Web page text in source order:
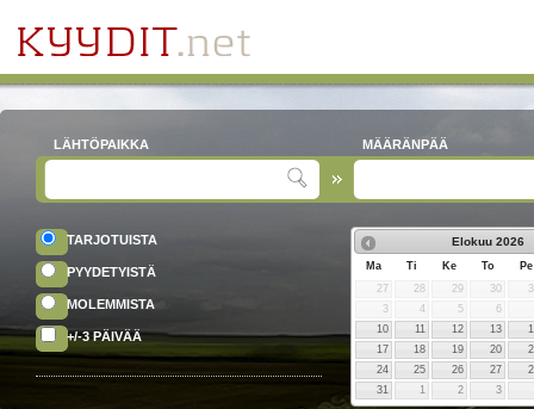
LÄHTÖPAIKKA MÄÄRÄNPÄÄ
TARJOTUISTA
PYYDETYISTÄ
MOLEMMISTA
+/-3 PÄIVÄÄ
Elokuu 2026
Ma Ti Ke To
Pe
27
28 29 30
3
4 5
6
10
11 12 13
17
18 19 20
24
25 26 27
31
1 2 3